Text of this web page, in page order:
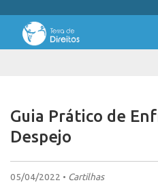
Guia Prático de
Despejo
05/04/2022 • Cartilhas